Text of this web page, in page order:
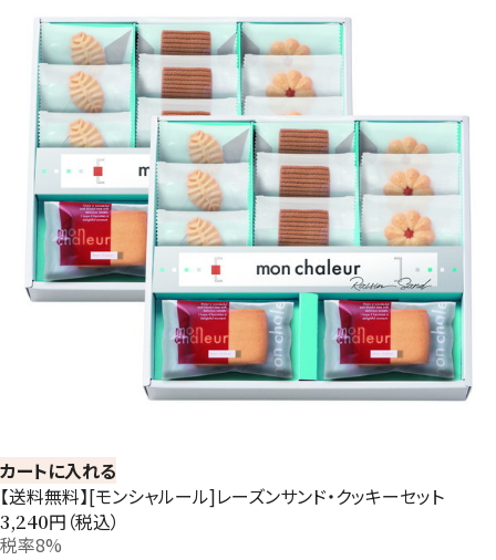
カートに入れる
【送料無料】[モンシャルール]レーズンサンド・クッキーセット
3,240円（税込）
税率8%